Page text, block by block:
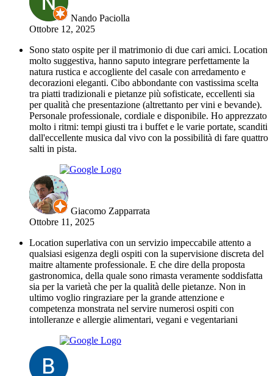
Nando Paciolla
Ottobre 12, 2025
Sono stato ospite per il matrimonio di due cari amici. Location
molto suggestiva, hanno saputo integrare perfettamente la
natura rustica e accogliente del casale con arredamento e
decorazioni eleganti. Cibo abbondante con vastissima scelta
tra piatti tradizionali e pietanze più sofisticate, eccellenti sia
per qualità che presentazione (altrettanto per vini e bevande).
Personale professionale, cordiale e disponibile. Ho apprezzato
molto i ritmi: tempi giusti tra i buffet e le varie portate, scanditi
dall'eccellente musica dal vivo con la possibilità di fare quattro
salti in pista.
Giacomo Zapparrata
Ottobre 11, 2025
Location superlativa con un servizio impeccabile attento a
qualsiasi esigenza degli ospiti con la supervisione discreta del
maitre altamente professionale. E che dire della proposta
gastronomica, della quale sono rimasta veramente soddisfatta
sia per la varietà che per la qualità delle pietanze. Non in
ultimo voglio ringraziare per la grande attenzione e
competenza monstrata nel servire numerosi ospiti con
intolleranze e allergie alimentari, vegani e vegentariani